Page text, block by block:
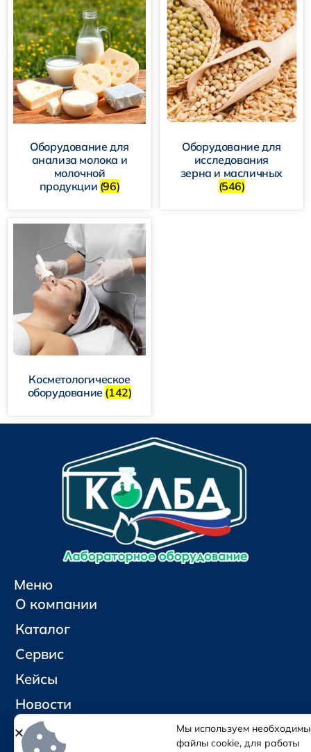
Оборудование для
анализа молока и
молочной
продукции (96)
Оборудование для
исследования
зерна и масличных
(546)
Косметологическое
оборудование (142)
Меню
О компании
Каталог
Сервис
Кейсы
Новости
Контакты
Мы используем
файлы cookie, для работы